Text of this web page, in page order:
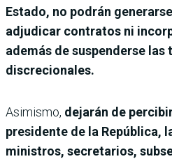
Estado, no podrán
adjudicar contratos ni
además de suspenderse
discrecionales.
Asimismo, dejarán de
presidente de la República,
ministros, secretarios,